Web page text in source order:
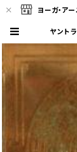
ヨーガ・ア
ヤント